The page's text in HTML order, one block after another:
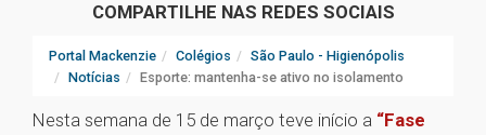
COMPARTILHE NAS REDES SOCIAIS
Portal Mackenzie Colégios
São Paulo - Higienópolis
Notícias
Esporte: mantenha-se ativo no isolamento
Nesta semana de 15 de março teve início a “Fase